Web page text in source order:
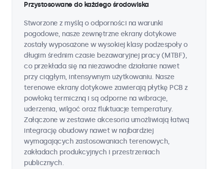
Przystosowane do każdego środowiska
Stworzone z myślą o odporności na warunki
pogodowe, nasze zewnętrzne ekrany dotykowe
zostały wyposażone w wysokiej klasy podzespoły o
długim średnim czasie bezawaryjnej pracy (MTBF),
co przekłada się na niezawodne działanie nawet
przy ciągłym, intensywnym użytkowaniu. Nasze
terenowe ekrany dotykowe zawierają płytkę PCB z
powłoką termiczną i są odporne na wibracje,
uderzenia, wilgoć oraz fluktuacje temperatury.
Załączone w zestawie akcesoria umożliwiają łatwą
integrację obudowy nawet w najbardziej
wymagających zastosowaniach terenowych,
zakładach produkcyjnych i przestrzeniach
publicznych.